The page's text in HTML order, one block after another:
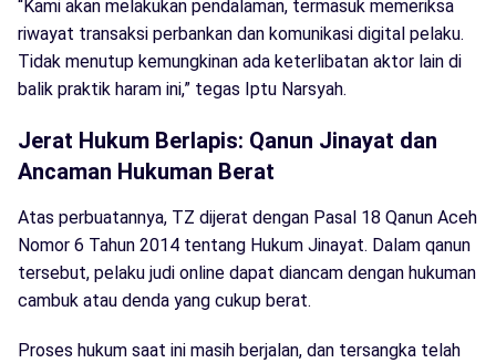
“Kami akan melakukan pendalaman, termasuk memeriksa
riwayat transaksi perbankan dan komunikasi digital pelaku.
Tidak menutup kemungkinan ada keterlibatan aktor lain di
balik praktik haram ini,” tegas Iptu Narsyah.
Jerat Hukum Berlapis: Qanun Jinayat dan
Ancaman Hukuman Berat
Atas perbuatannya, TZ dijerat dengan Pasal 18 Qanun Aceh
Nomor 6 Tahun 2014 tentang Hukum Jinayat. Dalam qanun
tersebut, pelaku judi online dapat diancam dengan hukuman
cambuk atau denda yang cukup berat.
Proses hukum saat ini masih berjalan, dan tersangka telah